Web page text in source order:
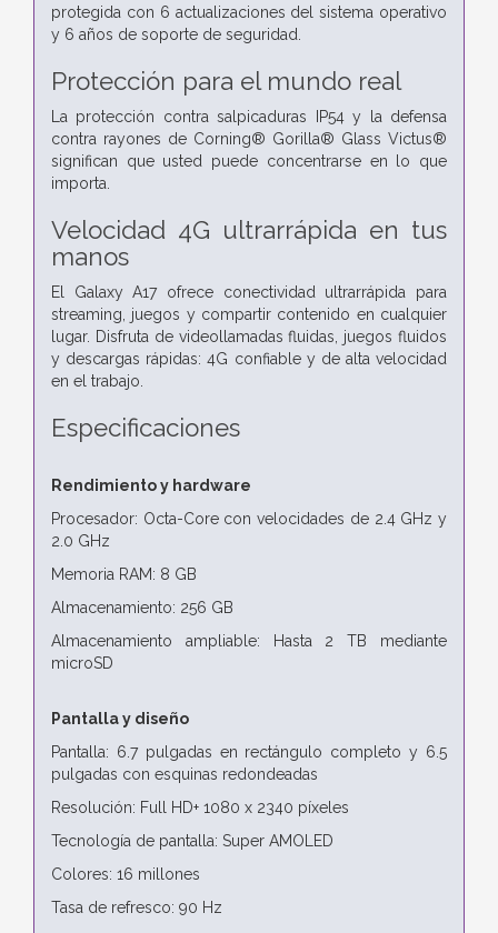
protegida con 6 actualizaciones del sistema operativo
y 6 años de soporte de seguridad.
Protección para el mundo real
La protección contra salpicaduras IP54 y la defensa
contra rayones de Corning® Gorilla® Glass Victus®
significan que usted puede concentrarse en lo que
importa.
Velocidad 4G ultrarrápida en tus
manos
El Galaxy A17 ofrece conectividad ultrarrápida para
streaming, juegos y compartir contenido en cualquier
lugar. Disfruta de videollamadas fluidas, juegos fluidos
y descargas rápidas: 4G confiable y de alta velocidad
en el trabajo.
Especificaciones
Rendimiento y hardware
Procesador: Octa-Core con velocidades de 2.4 GHz y
2.0 GHz
Memoria RAM: 8 GB
Almacenamiento: 256 GB
Almacenamiento ampliable: Hasta 2 TB mediante
microSD
Pantalla y diseño
Pantalla: 6.7 pulgadas en rectángulo completo y 6.5
pulgadas con esquinas redondeadas
Resolución: Full HD+ 1080 x 2340 píxeles
Tecnología de pantalla: Super AMOLED
Colores: 16 millones
Tasa de refresco: 90 Hz